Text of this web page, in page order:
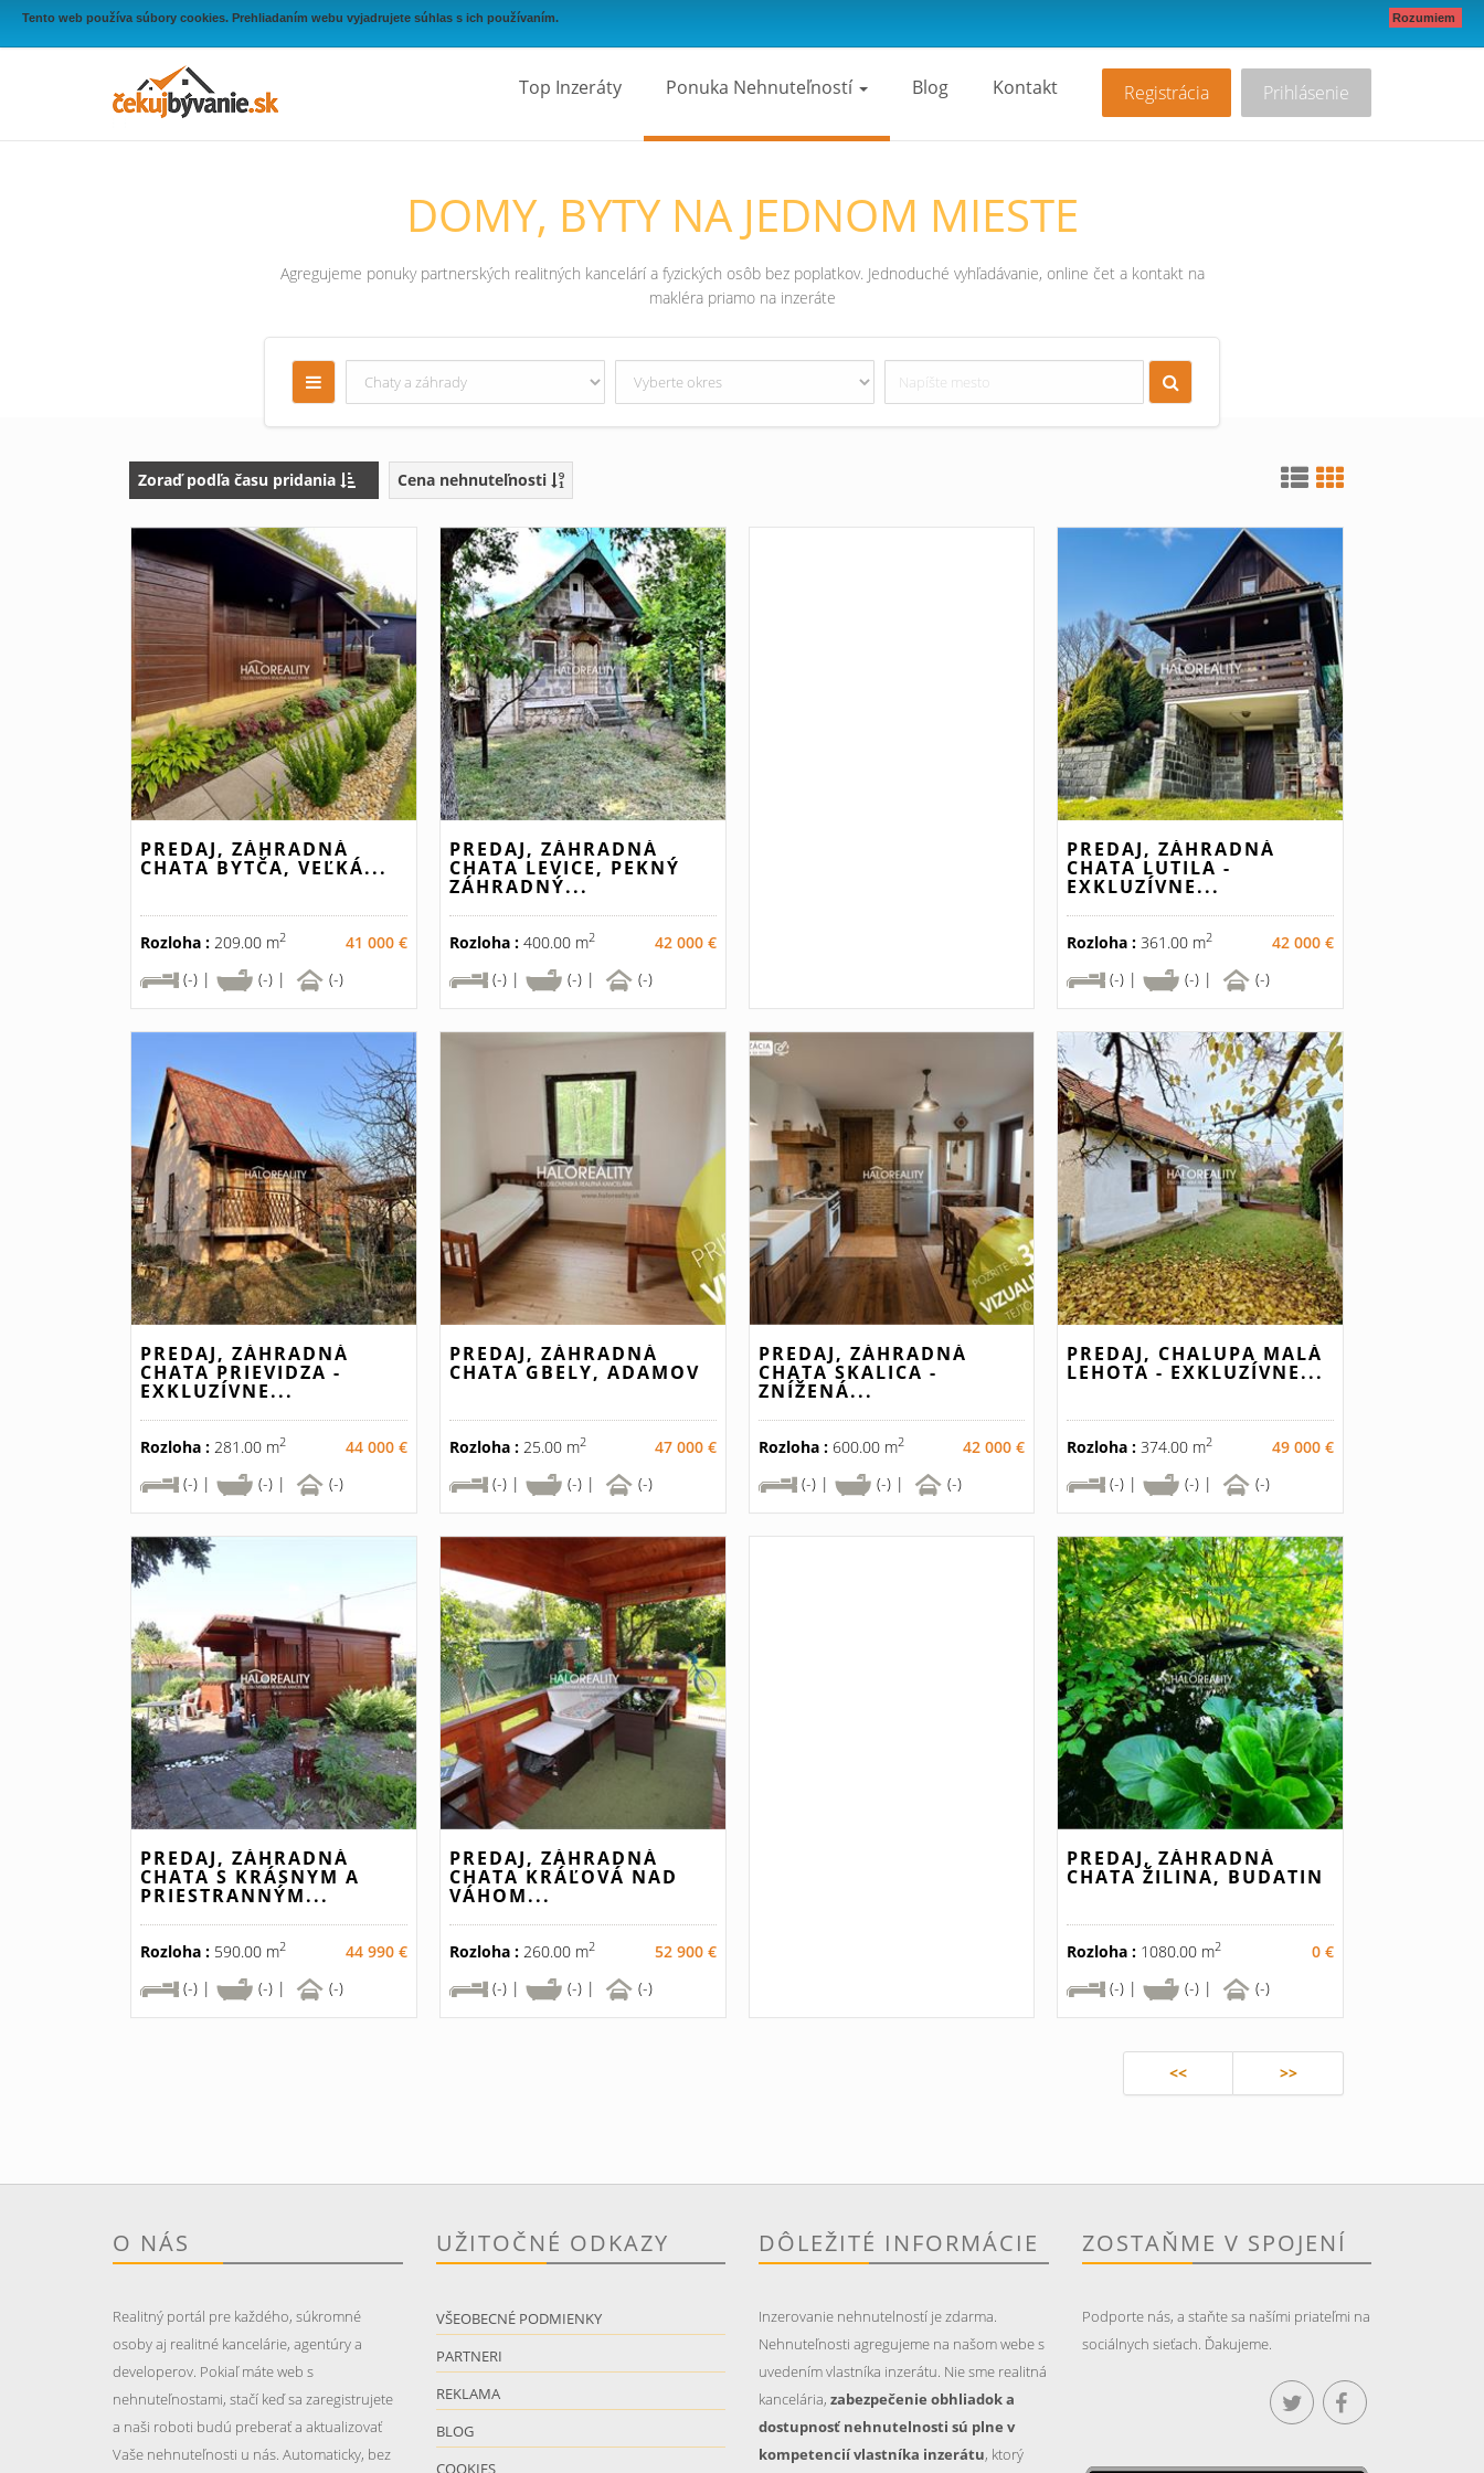
Tento web používa súbory cookies. Prehliadaním webu vyjadrujete súhlas s ich používaním. Rozumiem
Registrácia Prihlásenie
Top Inzeráty Ponuka Nehnuteľností Blog Kontakt
DOMY, BYTY NA JEDNOM MIESTE
Agregujeme ponuky partnerských realitných kancelárí a fyzických osôb bez poplatkov. Jednoduché vyhľadávanie, online čet a kontakt na
makléra priamo na inzeráte
Zoraď podľa času pridania Cena nehnuteľnosti
PREDAJ, ZÁHRADNÁ
CHATA BYTČA, VEĽKÁ...
Rozloha : 209.00 m2
41 000 €
(-) |
(-) | (-)
PREDAJ, ZÁHRADNÁ
CHATA LEVICE, PEKNÝ
ZÁHRADNÝ...
Rozloha :400.00 m2
42 000 €
(-) |
(-) | (-)
PREDAJ, ZÁHRADNÁ
CHATA LUTILA -
EXKLUZÍVNE...
Rozloha : 361.00 m2
42 000 €
(-) |
(-) | (-)
PREDAJ, ZÁHRADNÁ
CHATA PRIEVIDZA -
EXKLUZÍVNE...
Rozloha : 281.00 m2
44 000 €
(-) |
(-) | (-)
PREDAJ, ZÁHRADNÁ
CHATA GBELY, ADAMOV
Rozloha :25.00 m2
47 000 €
(-) |
(-) | (-)
PREDAJ, ZÁHRADNÁ
CHATA SKALICA -
ZNÍŽENÁ...
Rozloha :600.00 m2
42 000 €
(-) |
(-) | (-)
PREDAJ, CHALUPA MALÁ
LEHOTA - EXKLUZÍVNE...
Rozloha : 374.00 m2
49 000 €
(-) |
(-) | (-)
PREDAJ, ZÁHRADNÁ
CHATA S KRÁSNYM A
PRIESTRANNÝM...
Rozloha : 590.00 m2
44 990 €
(-) |
(-) | (-)
PREDAJ, ZÁHRADNÁ
CHATA KRÁĽOVÁ NAD
VÁHOM...
Rozloha :260.00 m2
52 900 €
(-) |
(-) | (-)
PREDAJ, ZÁHRADNÁ
CHATA ŽILINA, BUDATIN
Rozloha : 1080.00 m2
0 €
(-) |
(-) | (-)
<< >>
O NÁS
Realitný portál pre každého, súkromné
osoby aj realitné kancelárie, agentúry a
developerov. Pokiaľ máte web s
nehnuteľnostami, stačí keď sa zaregistrujete
a naši roboti budú preberať a aktualizovať
Vaše nehnuteľnosti u nás. Automaticky, bez
UŽITOČNÉ ODKAZY
VŠEOBECNÉ PODMIENKY
PARTNERI
REKLAMA
BLOG
COOKIES
DÔLEŽITÉ INFORMÁCIE
Inzerovanie nehnutelností je zdarma.
Nehnuteľnosti agregujeme na našom webe s
uvedením vlastníka inzerátu. Nie sme realitná
kancelária, zabezpečenie obhliadok a
dostupnosť nehnutelnosti sú plne v
kompetencií vlastníka inzerátu, ktorý
ZOSTAŇME V SPOJENÍ
Podporte nás, a staňte sa našími priateľmi na
sociálnych sieťach. Ďakujeme.